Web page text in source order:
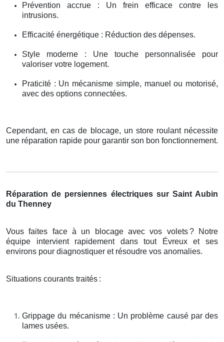
Prévention accrue : Un frein efficace contre les
intrusions.
Efficacité énergétique : Réduction des dépenses.
Style moderne : Une touche personnalisée pour
valoriser votre logement.
Praticité : Un mécanisme simple, manuel ou motorisé,
avec des options connectées.
Cependant, en cas de blocage, un store roulant nécessite
une réparation rapide pour garantir son bon fonctionnement.
Réparation de persiennes électriques sur Saint Aubin
du Thenney
Vous faites face à un blocage avec vos volets? Notre
équipe intervient rapidement dans tout Évreux et ses
environs pour diagnostiquer et résoudre vos anomalies.
Situations courants traités :
Grippage du mécanisme : Un problème causé par des
lames usées.